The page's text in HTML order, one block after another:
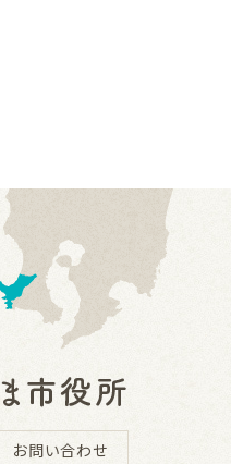
お問い合わせ